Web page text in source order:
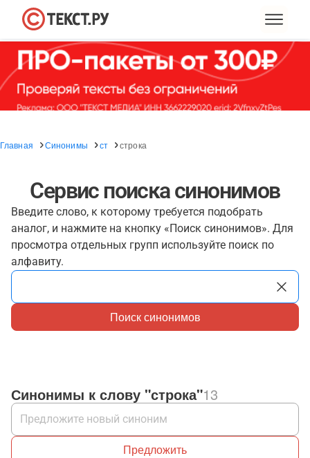
Главная Синонимы ст строка
Сервис поиска синонимов
Введите слово, к которому требуется подобрать
аналог, и нажмите на кнопку «Поиск синонимов». Для
просмотра отдельных групп используйте поиск по
алфавиту.
Поиск синонимов
Синонимы к слову "строка"13
Предложить